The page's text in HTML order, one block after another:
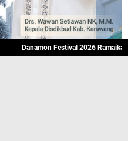
Danamon Festival 2026 Ramaikan